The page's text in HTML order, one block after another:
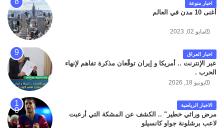
اخبار منوعة
أغنى 10 مدن في العالم
مايو 02, 2023
اخبار العراق
عبر الإنترنت .. أمريكا و إيران توقّعان مذكرة تفاهم لإنهاء
الحرب .
يونيو 18, 2026
الاخبار الرياضية
مرض وراثي خطير" .. الكشف عن المشكة التي أرعبت
لاعب برشلونة جواو كانسيلو